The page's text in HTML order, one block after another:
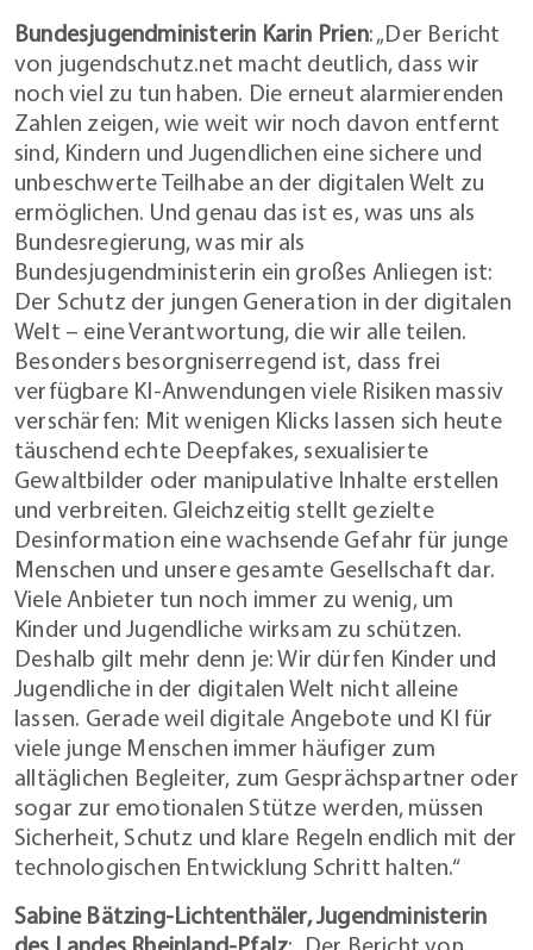
Bundesjugendministerin Karin Prien: „Der Bericht
von jugendschutz.net macht deutlich, dass wir
noch viel zu tun haben. Die erneut alarmierenden
Zahlen zeigen, wie weit wir noch davon entfernt
sind, Kindern und Jugendlichen eine sichere und
unbeschwerte Teilhabe an der digitalen Welt zu
ermöglichen. Und genau das ist es, was uns als
Bundesregierung, was mir als
Bundesjugendministerin ein großes Anliegen ist:
Der Schutz der jungen Generation in der digitalen
Welt – eine Verantwortung, die wir alle teilen.
Besonders besorgniserregend ist, dass frei
verfügbare KI-Anwendungen viele Risiken massiv
verschärfen: Mit wenigen Klicks lassen sich heute
täuschend echte Deepfakes, sexualisierte
Gewaltbilder oder manipulative Inhalte erstellen
und verbreiten. Gleichzeitig stellt gezielte
Desinformation eine wachsende Gefahr für junge
Menschen und unsere gesamte Gesellschaft dar.
Viele Anbieter tun noch immer zu wenig, um
Kinder und Jugendliche wirksam zu schützen.
Deshalb gilt mehr denn je: Wir dürfen Kinder und
Jugendliche in der digitalen Welt nicht alleine
lassen. Gerade weil digitale Angebote und KI für
viele junge Menschen immer häufiger zum
alltäglichen Begleiter, zum Gesprächspartner oder
sogar zur emotionalen Stütze werden, müssen
Sicherheit, Schutz und klare Regeln endlich mit der
technologischen Entwicklung Schritt halten.“
Sabine Bätzing-Lichtenthäler, Jugendministerin